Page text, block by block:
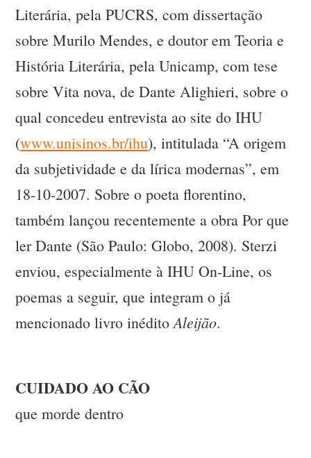
Literária, pela PUCRS, com dissertação
sobre Murilo Mendes, e doutor em Teoria e
História Literária, pela Unicamp, com tese
sobre Vita nova, de Dante Alighieri, sobre o
qual concedeu entrevista ao site do IHU
(www.unisinos.br/ihu), intitulada “A origem
da subjetividade e da lírica modernas”, em
18-10-2007. Sobre o poeta florentino,
também lançou recentemente a obra Por que
ler Dante (São Paulo: Globo, 2008). Sterzi
enviou, especialmente à IHU On-Line, os
poemas a seguir, que integram o já
mencionado livro inéditoAleijão.
CUIDADO AO CÃO
que morde dentro